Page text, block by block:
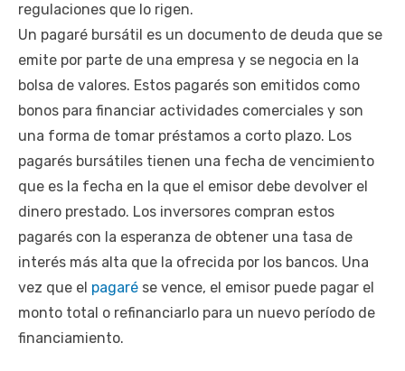
regulaciones que lo rigen.
Un pagaré bursátil es un documento de deuda que se
emite por parte de una empresa y se negocia en la
bolsa de valores. Estos pagarés son emitidos como
bonos para financiar actividades comerciales y son
una forma de tomar préstamos a corto plazo. Los
pagarés bursátiles tienen una fecha de vencimiento
que es la fecha en la que el emisor debe devolver el
dinero prestado. Los inversores compran estos
pagarés con la esperanza de obtener una tasa de
interés más alta que la ofrecida por los bancos. Una
vez que el pagaré se vence, el emisor puede pagar el
monto total o refinanciarlo para un nuevo período de
financiamiento.